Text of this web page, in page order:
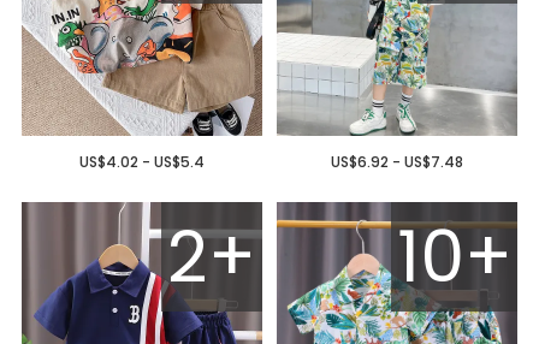
US$4.02 - US$5.4 US$6.92 - US$7.48
2+ 10+